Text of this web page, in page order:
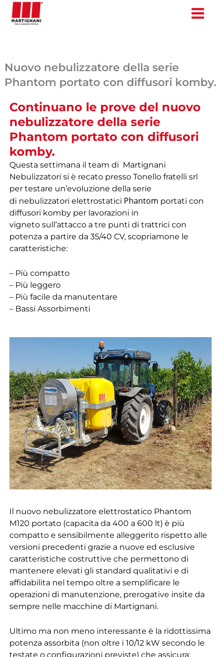
Nuovo nebulizzatore della serie
Phantom portato con diffusori komby.
Continuano le prove del nuovo
nebulizzatore della serie
Phantom portato con diffusori
komby.
Questa settimana il team di Martignani
Nebulizzatori si è recato presso Tonello fratelli srl
per testare un’evoluzione della serie
di nebulizzatori elettrostatici Phantom portati con
diffusori komby per lavorazioni in
vigneto sull’attacco a tre punti di trattrici con
potenza a partire da 35/40 CV, scopriamone le
caratteristiche:
– Più compatto
– Più leggero
– Più facile da manutentare
– Bassi Assorbimenti
Il nuovo nebulizzatore elettrostatico Phantom
M120 portato (capacita da 400 a 600 lt) è più
compatto e sensibilmente alleggerito rispetto alle
versioni precedenti grazie a nuove ed esclusive
caratteristiche costruttive che permettono di
mantenere elevati gli standard qualitativi e di
affidabilita nel tempo oltre a semplificare le
operazioni di manutenzione, prerogative insite da
sempre nelle macchine di Martignani.
Ultimo ma non meno interessante è la ridottissima
potenza assorbita (non oltre i 10/12 kW secondo le
testate o configurazioni previste) che assicura: